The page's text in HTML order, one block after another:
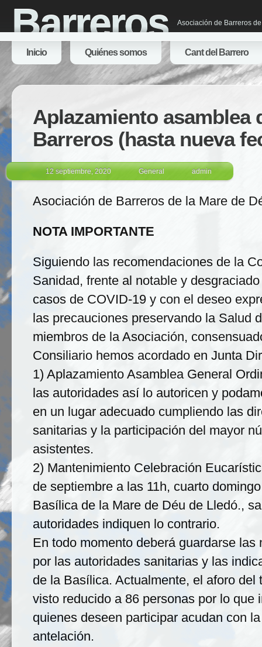
Barreros Asociación de Barreros
Inicio Quiénes somos Cant del Barrero
Aplazamiento asamblea
Barreros (hasta nueva
12 septiembre, 2020 General admin
Asociación de Barreros de la Mare de
NOTA IMPORTANTE
Siguiendo las recomendaciones de la
Sanidad, frente al notable y
casos de COVID-19 y con el deseo
las precauciones preservando la Salud
miembros de la Asociación,
Consiliario hemos acordado en Junta
1) Aplazamiento Asamblea General
las autoridades así lo autoricen y
en un lugar adecuado cumpliendo las
sanitarias y la participación del mayor
asistentes.
2) Mantenimiento Celebración
de septiembre a las 11h, cuarto
Basílica de la Mare de Déu de Lledó.,
autoridades indiquen lo contrario.
En todo momento deberá guardarse las
por las autoridades sanitarias y las
de la Basílica. Actualmente, el aforo del
visto reducido a 86 personas por lo que
quienes deseen participar acudan con
antelación.